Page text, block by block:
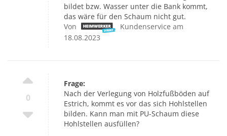
bildet bzw. Wasser unter die Bank kommt,
das wäre für den Schaum nicht gut.
Von
Kundenservice am
18.08.2023
0
Frage:
Nach der Verlegung von Holzfußböden auf
Estrich, kommt es vor das sich Hohlstellen
bilden. Kann man mit PU-Schaum diese
Hohlstellen ausfüllen?